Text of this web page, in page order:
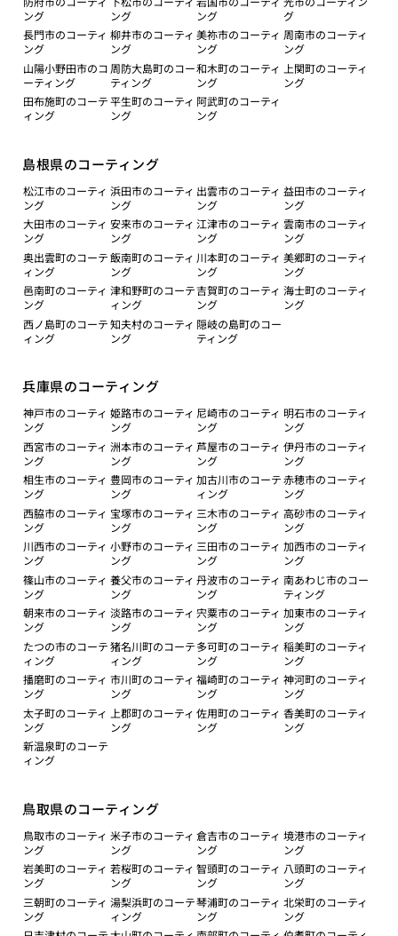
ング
ング
ング
グ
長門市のコーティ
ング
柳井市のコーティ
ング
美祢市のコーティ
ング
周南市のコーティ
ング
山陽小野田市のコ
ーティング
周防大島町のコー
ティング
和木町のコーティ
ング
上関町のコーティ
ング
田布施町のコーテ
ィング
平生町のコーティ
ング
阿武町のコーティ
ング
島根県のコーティング
松江市のコーティ
ング
浜田市のコーティ
ング
出雲市のコーティ
ング
益田市のコーティ
ング
大田市のコーティ
ング
安来市のコーティ
ング
江津市のコーティ
ング
雲南市のコーティ
ング
奥出雲町のコーテ
ィング
飯南町のコーティ
ング
川本町のコーティ
ング
美郷町のコーティ
ング
邑南町のコーティ
ング
津和野町のコーテ
ィング
吉賀町のコーティ
ング
海士町のコーティ
ング
西ノ島町のコーテ
ィング
知夫村のコーティ
ング
隠岐の島町のコー
ティング
兵庫県のコーティング
神戸市のコーティ
ング
姫路市のコーティ
ング
尼崎市のコーティ
ング
明石市のコーティ
ング
西宮市のコーティ
ング
洲本市のコーティ
ング
芦屋市のコーティ
ング
伊丹市のコーティ
ング
相生市のコーティ
ング
豊岡市のコーティ
ング
加古川市のコーテ
ィング
赤穂市のコーティ
ング
西脇市のコーティ
ング
宝塚市のコーティ
ング
三木市のコーティ
ング
高砂市のコーティ
ング
川西市のコーティ
ング
小野市のコーティ
ング
三田市のコーティ
ング
加西市のコーティ
ング
篠山市のコーティ
ング
養父市のコーティ
ング
丹波市のコーティ
ング
南あわじ市のコー
ティング
朝来市のコーティ
ング
淡路市のコーティ
ング
宍粟市のコーティ
ング
加東市のコーティ
ング
たつの市のコーテ
ィング
猪名川町のコーテ
ィング
多可町のコーティ
ング
稲美町のコーティ
ング
播磨町のコーティ
ング
市川町のコーティ
ング
福崎町のコーティ
ング
神河町のコーティ
ング
太子町のコーティ
ング
上郡町のコーティ
ング
佐用町のコーティ
ング
香美町のコーティ
ング
新温泉町のコーテ
ィング
鳥取県のコーティング
鳥取市のコーティ
ング
米子市のコーティ
ング
倉吉市のコーティ
ング
境港市のコーティ
ング
岩美町のコーティ
ング
若桜町のコーティ
ング
智頭町のコーティ
ング
八頭町のコーティ
ング
三朝町のコーティ
ング
湯梨浜町のコーテ
ィング
琴浦町のコーティ
ング
北栄町のコーティ
ング